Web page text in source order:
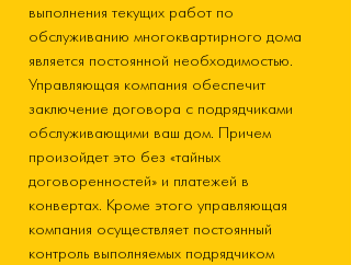
выполнения текущих работ по
обслуживанию многоквартирного дома
является постоянной необходимостью.
Управляющая компания обеспечит
заключение договора с подрядчиками
обслуживающими ваш дом. Причем
произойдет это без «тайных
договоренностей» и платежей в
конвертах. Кроме этого управляющая
компания осуществляет постоянный
контроль выполняемых подрядчиком